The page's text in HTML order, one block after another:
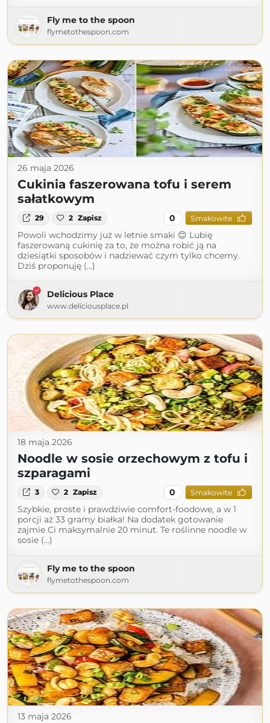
Fly me to the spoon
flymetothespoon.com
26 maja 2026
Cukinia faszerowana tofu i serem
sałatkowym
29 2 Zapisz 0 Smakowite
Powoli wchodzimy już w letnie smaki 😊 Lubię
faszerowaną cukinię za to, że można robić ją na
dziesiątki sposobów i nadziewać czym tylko chcemy.
Dziś proponuję (...)
Delicious Place
www.deliciousplace.pl
18 maja 2026
Noodle w sosie orzechowym z tofu i
szparagami
3 2 Zapisz 0 Smakowite
Szybkie, proste i prawdziwie comfort-foodowe, a w 1
porcji aż 33 gramy białka! Na dodatek gotowanie
zajmie Ci maksymalnie 20 minut. Te roślinne noodle w
sosie (...)
Fly me to the spoon
flymetothespoon.com
13 maja 2026